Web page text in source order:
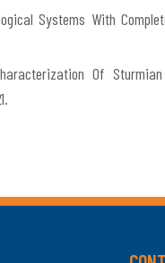
Systems With
Of